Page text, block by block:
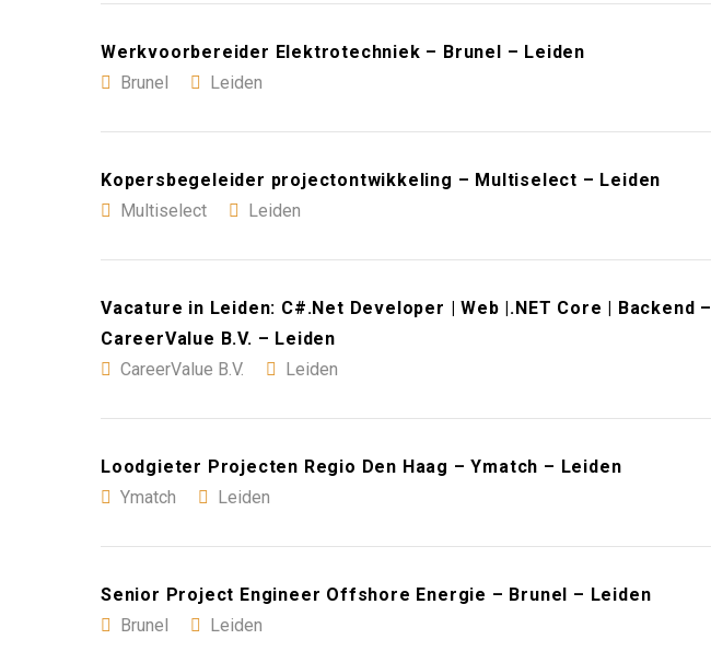
Werkvoorbereider Elektrotechniek – Brunel – Leiden
Brunel
Leiden
Kopersbegeleider projectontwikkeling – Multiselect – Leiden
Multiselect
Leiden
Vacature in Leiden: C#.Net Developer | Web |.NET Core | Backend –
CareerValue B.V. – Leiden
CareerValue B.V.
Leiden
Loodgieter Projecten Regio Den Haag – Ymatch – Leiden
Ymatch
Leiden
Senior Project Engineer Offshore Energie – Brunel – Leiden
Brunel
Leiden